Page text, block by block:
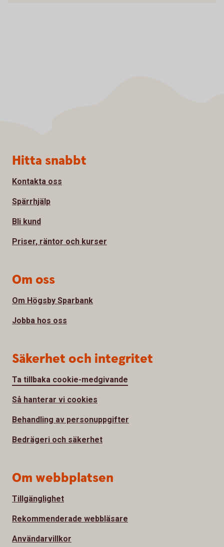
Sidfot
Hitta snabbt
Kontakta oss
Spärrhjälp
Bli kund
Priser, räntor och kurser
Om oss
Om Högsby Sparbank
Jobba hos oss
Säkerhet och integritet
Ta tillbaka cookie-medgivande
Så hanterar vi cookies
Behandling av personuppgifter
Bedrägeri och säkerhet
Om webbplatsen
Tillgänglighet
Rekommenderade webbläsare
Användarvillkor